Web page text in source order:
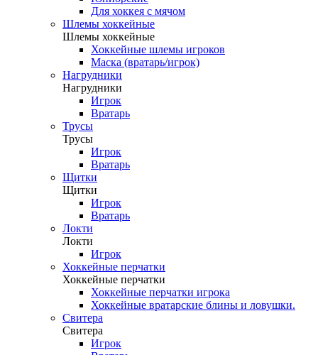
Для хоккея с мячом
Шлемы хоккейные
Шлемы хоккейные
Хоккейные шлемы игроков
Маска (вратарь/игрок)
Нагрудники
Нагрудники
Игрок
Вратарь
Трусы
Трусы
Игрок
Вратарь
Щитки
Щитки
Игрок
Вратарь
Локти
Локти
Игрок
Хоккейные перчатки
Хоккейные перчатки
Хоккейные перчатки игрока
Хоккейные вратарские блины и ловушки.
Свитера
Свитера
Игрок